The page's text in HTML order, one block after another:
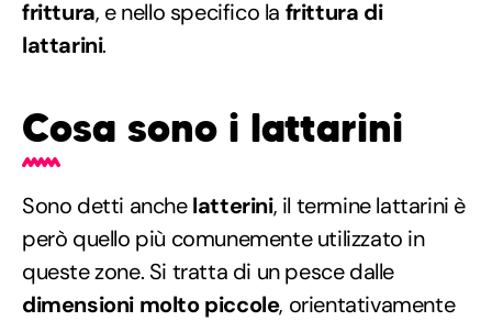
frittura, e nello specifico la frittura di
lattarini.
Cosa sono i lattarini
Sono detti anchelatterini, il termine lattarini è
però quello più comunemente utilizzato in
queste zone. Si tratta di un pesce dalle
dimensioni molto piccole, orientativamente